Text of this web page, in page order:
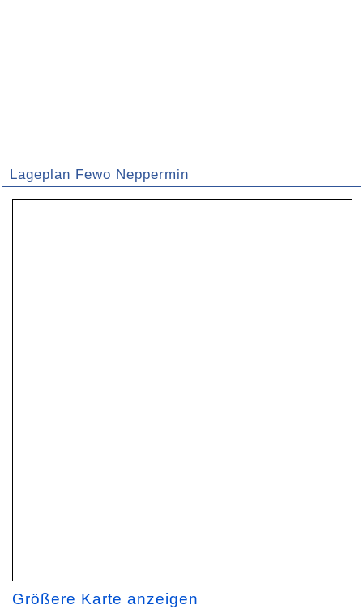
Lageplan Fewo Neppermin
Größere Karte anzeigen